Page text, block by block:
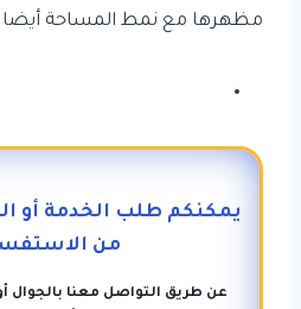
مظهرها مع نمط المساحة أيضا.
يمكنكم طلب الخدمة أو
من
عن طريق التواصل معنا بالجوال